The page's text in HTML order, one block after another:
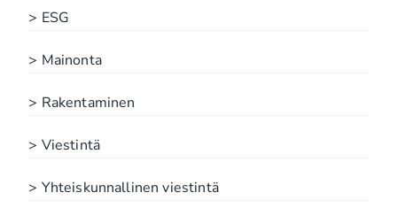
> ESG
> Mainonta
> Rakentaminen
> Viestintä
> Yhteiskunnallinen viestintä